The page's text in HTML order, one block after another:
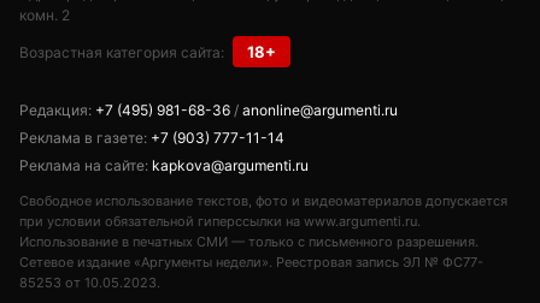
комн. 2
Возрастная категория сайта: 18+
Редакция: +7 (495) 981-68-36 / anonline@argumenti.ru
Реклама в газете: +7 (903) 777-11-14
Реклама на сайте: kapkova@argumenti.ru
Свободное использование текстов, фото и видеоматериалов допускается
при условии обязательной гиперссылки на www.argumenti.ru.
Использование в печатных СМИ — только с письменного разрешения.
Сетевое издание «Аргументы недели». Реестровая запись ЭЛ № ФС77-
85253 от 10.05.2023.